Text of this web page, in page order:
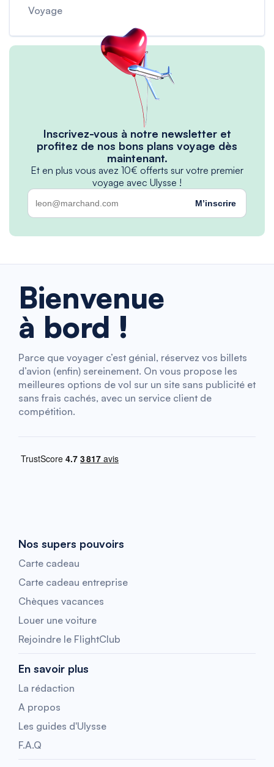
Voyage
Inscrivez-vous à notre newsletter et
profitez de nos bons plans voyage dès
maintenant.
Et en plus vous avez 10€ offerts sur votre premier
voyage avec Ulysse !
M’inscrire
Bienvenue
à bord !
Parce que voyager c’est génial, réservez vos billets
d’avion (enfin) sereinement. On vous propose les
meilleures options de vol sur un site sans publicité et
sans frais cachés, avec un service client de
compétition.
Nos supers pouvoirs
Carte cadeau
Carte cadeau entreprise
Chèques vacances
Louer une voiture
Rejoindre le FlightClub
En savoir plus
La rédaction
A propos
Les guides d'Ulysse
F.A.Q